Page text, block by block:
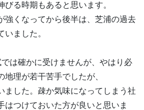
びる時期もあると思います。
強くなってから後半は、芝浦の過去
いました。
は確かに受けませんが、やはり必
理が若干苦手でしたが、
ました。疎か気味になってしまう社
はつけておいた方が良いと思いま